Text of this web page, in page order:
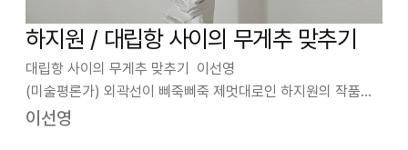
하지원 / 대립항 사이의 무게추 맞추기
대립항 사이의 무게추 맞추기 이선영
(미술평론가) 외곽선이 삐죽삐죽 제멋대로인 하지원의 작품은
겉보기와 달리 그 자신이 만든 단위 구조가 존재한다. 퍼즐이나
이선영